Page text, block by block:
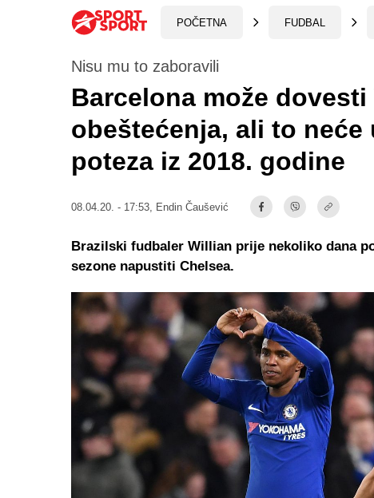
POČETNA FUDBAL
Nisu mu to zaboravili
Barcelona može
obeštećenja, ali to neće
poteza iz 2018. godine
08.04.20. - 17:53, Endin Čaušević
Brazilski fudbaler Willian prije nekoliko dana
sezone napustiti Chelsea.